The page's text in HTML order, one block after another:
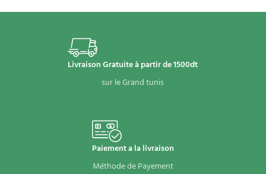
Livraison Gratuite à partir de 1500dt
sur le Grand tunis
Paiement a la livraison
Méthode de Payement